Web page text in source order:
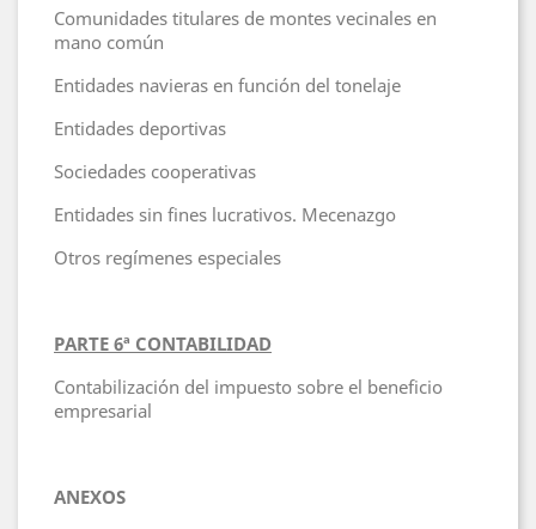
Comunidades titulares de montes vecinales en
mano común
Entidades navieras en función del tonelaje
Entidades deportivas
Sociedades cooperativas
Entidades sin fines lucrativos. Mecenazgo
Otros regímenes especiales
PARTE 6ª CONTABILIDAD
Contabilización del impuesto sobre el beneficio
empresarial
ANEXOS